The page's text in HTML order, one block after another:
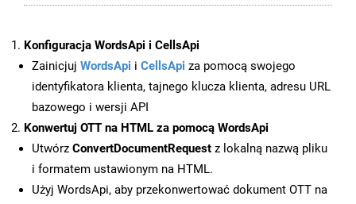
Konfiguracja WordsApi i CellsApi
Zainicjuj WordsApi i CellsApi za pomocą swojego
identyfikatora klienta, tajnego klucza klienta, adresu URL
bazowego i wersji API
Konwertuj OTT na HTML za pomocą WordsApi
Utwórz ConvertDocumentRequest z lokalną nazwą pliku
i formatem ustawionym na HTML.
Użyj WordsApi, aby przekonwertować dokument OTT na